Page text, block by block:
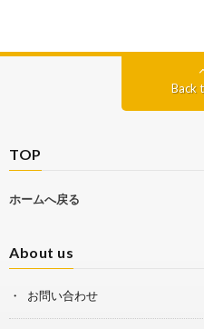
Back
TOP
ホームへ戻る
About us
お問い合わせ